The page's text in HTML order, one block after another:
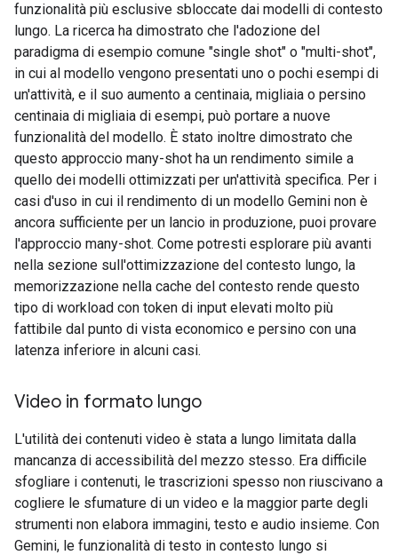
funzionalità più esclusive sbloccate dai modelli di contesto
lungo. La ricerca ha dimostrato che l'adozione del
paradigma di esempio comune "single shot" o "multi-shot",
in cui al modello vengono presentati uno o pochi esempi di
un'attività, e il suo aumento a centinaia, migliaia o persino
centinaia di migliaia di esempi, può portare a nuove
funzionalità del modello. È stato inoltre dimostrato che
questo approccio many-shot ha un rendimento simile a
quello dei modelli ottimizzati per un'attività specifica. Per i
casi d'uso in cui il rendimento di un modello Gemini non è
ancora sufficiente per un lancio in produzione, puoi provare
l'approccio many-shot. Come potresti esplorare più avanti
nella sezione sull'ottimizzazione del contesto lungo, la
memorizzazione nella cache del contesto rende questo
tipo di workload con token di input elevati molto più
fattibile dal punto di vista economico e persino con una
latenza inferiore in alcuni casi.
Video in formato lungo
L'utilità dei contenuti video è stata a lungo limitata dalla
mancanza di accessibilità del mezzo stesso. Era difficile
sfogliare i contenuti, le trascrizioni spesso non riuscivano a
cogliere le sfumature di un video e la maggior parte degli
strumenti non elabora immagini, testo e audio insieme. Con
Gemini, le funzionalità di testo in contesto lungo si